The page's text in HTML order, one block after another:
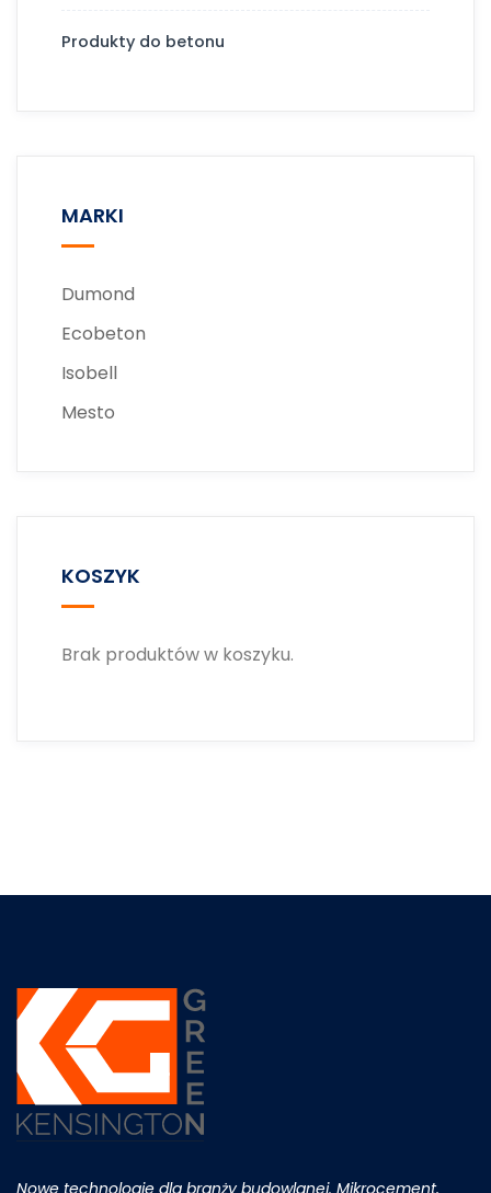
Produkty do betonu
MARKI
Dumond
Ecobeton
Isobell
Mesto
KOSZYK
Brak produktów w koszyku.
Nowe technologie dla branży budowlanej. Mikrocement,